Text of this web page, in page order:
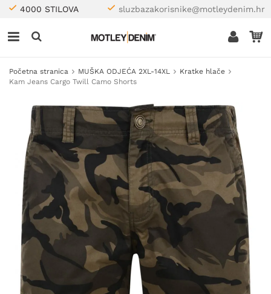
4000 STILOVA sluzbazakorisnike@motleydenim.hr
Početna stranica MUŠKA ODJEĆA 2XL-14XL
Kratke hlače
Kam Jeans Cargo Twill Camo Shorts